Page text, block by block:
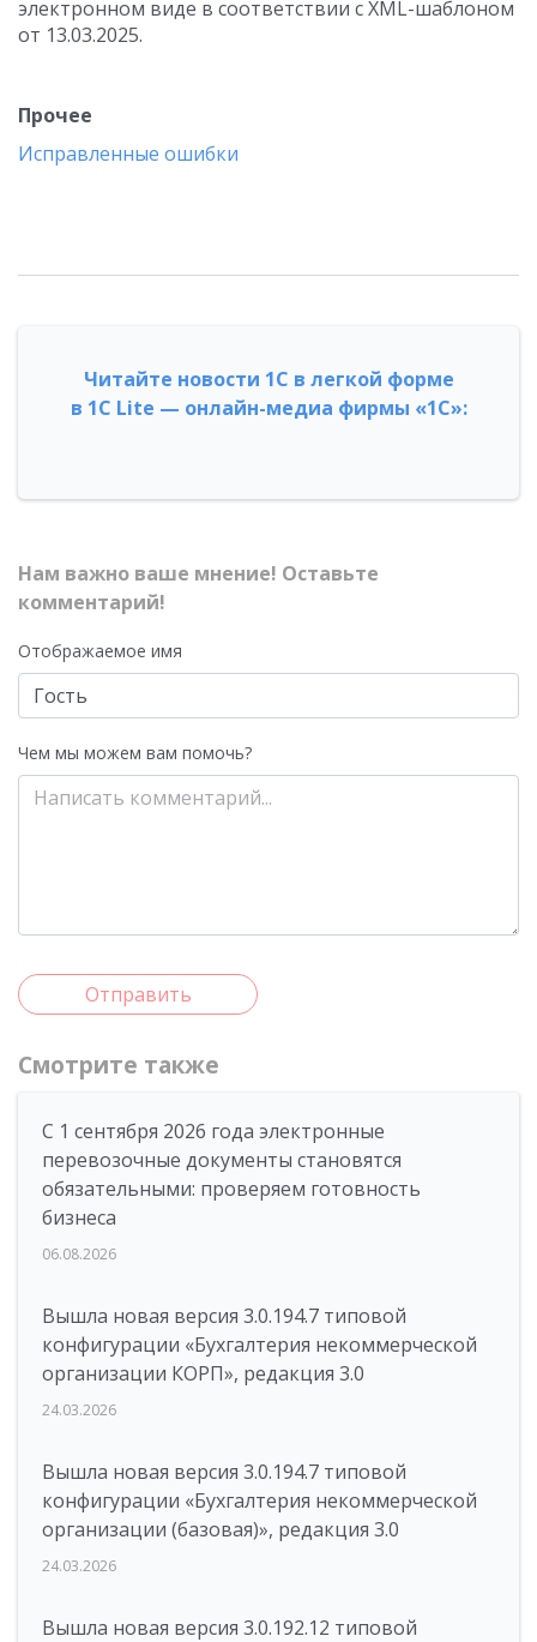
электронном виде в соответствии с XML-шаблоном
от 13.03.2025.
Прочее
Исправленные ошибки
Читайте новости 1С в легкой форме
в 1С Lite — онлайн-медиа фирмы «1С»:
Нам важно ваше мнение! Оставьте
комментарий!
Отображаемое имя
Чем мы можем вам помочь?
Отправить
Смотрите также
С 1 сентября 2026 года электронные
перевозочные документы становятся
обязательными: проверяем готовность
бизнеса
06.08.2026
Вышла новая версия 3.0.194.7 типовой
конфигурации «Бухгалтерия некоммерческой
организации КОРП», редакция 3.0
24.03.2026
Вышла новая версия 3.0.194.7 типовой
конфигурации «Бухгалтерия некоммерческой
организации (базовая)», редакция 3.0
24.03.2026
Вышла новая версия 3.0.192.12 типовой